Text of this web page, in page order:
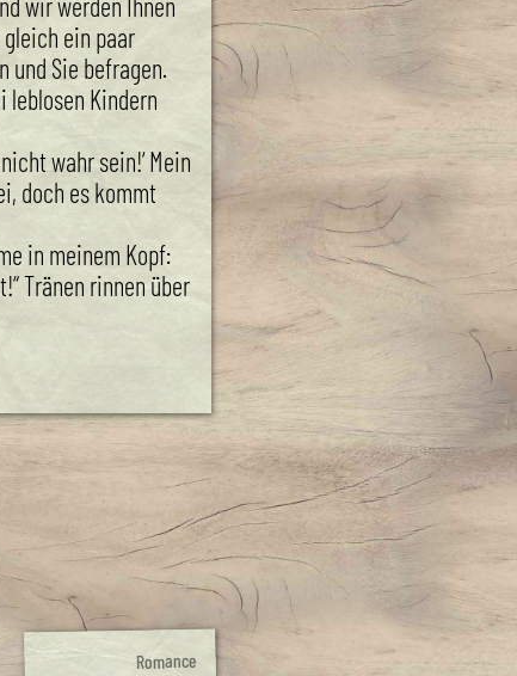
wir werden Ihnen
ein paar
und Sie befragen.
leblosen Kindern
wahr sein!‘ Mein
doch es kommt
in meinem Kopf:
Tränen rinnen über
Romance